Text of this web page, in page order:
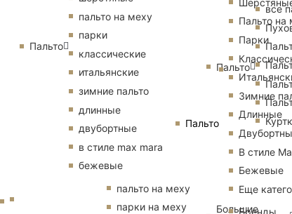
Пальто
Пальто на
Парки
Зимние
Длинные
В стиле
Бежевые
Еще
Бренды
Пальто
пальто на меху
парки
классические
итальянские
зимние пальто
длинные
двубортные
в стиле max mara
бежевые
пальто на меху
парки на меху
Пальто
все
Большие